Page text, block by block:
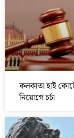
কলকাতা হাই
নিয়োগে চর্চা